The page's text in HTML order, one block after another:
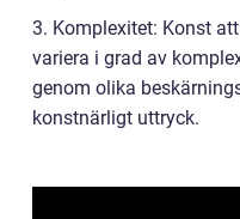
3. Komplexitet: Konst
variera i grad av
genom olika
konstnärligt uttryck.